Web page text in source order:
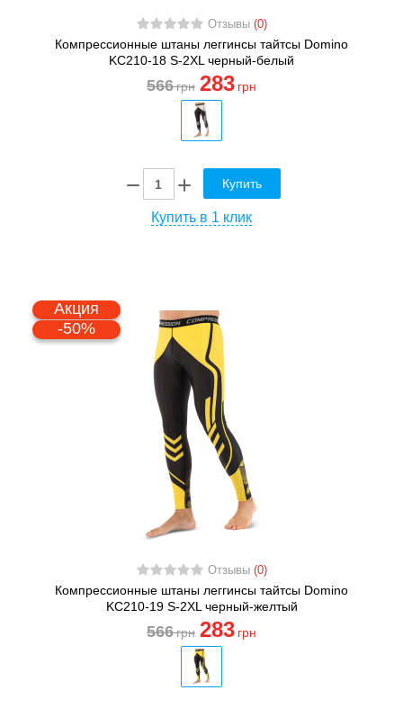
Отзывы (0)
Компрессионные штаны леггинсы тайтсы Domino
KC210-18 S-2XL черный-белый
566грн 283 грн
Купить
Купить в 1 клик
Акция
-50%
Отзывы (0)
Компрессионные штаны леггинсы тайтсы Domino
KC210-19 S-2XL черный-желтый
566грн 283 грн